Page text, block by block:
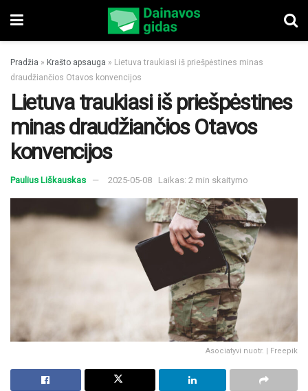
Pradžia » Krašto apsauga » Lietuva traukiasi iš priešpėstines minas
draudžiančios Otavos konvencijos
Lietuva traukiasi iš priešpėstines
minas draudžiančios Otavos
konvencijos
Paulius Liškauskas 2025-05-08 Laikas: 2 min skaitymo
Asociatyvi nuotr. | Freepik